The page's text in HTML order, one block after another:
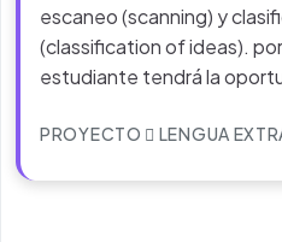
escaneo (scanning) y
(classification of ideas).
estudiante tendrá la
PROYECTO LENGUA